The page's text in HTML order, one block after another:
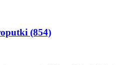
(854)